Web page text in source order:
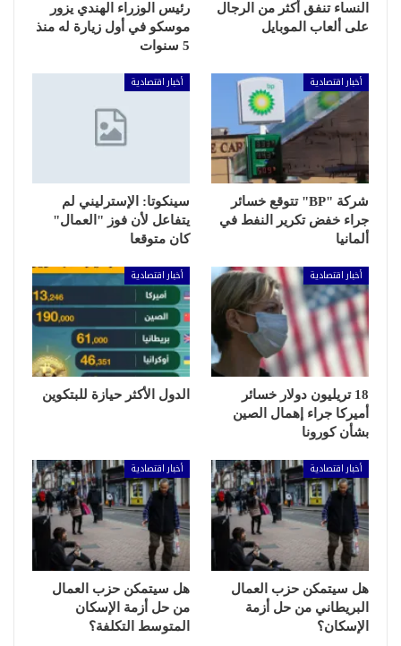
النساء تنفق أكثر من الرجال
على ألعاب الموبايل
رئيس الوزراء الهندي يزور
موسكو في أول زيارة له منذ
5 سنوات
أخبار اقتصادية
شركة "BP" تتوقع خسائر
جراء خفض تكرير النفط في
ألمانيا
أخبار اقتصادية
سينكوتا: الإسترليني لم
يتفاعل لأن فوز "العمال"
كان متوقعا
أخبار اقتصادية
18 تريليون دولار خسائر
أميركا جراء إهمال الصين
بشأن كورونا
أخبار اقتصادية
الدول الأكثر حيازة للبتكوين
أخبار اقتصادية
هل سيتمكن حزب العمال
البريطاني من حل أزمة
الإسكان؟
أخبار اقتصادية
هل سيتمكن حزب العمال
من حل أزمة الإسكان
المتوسط التكلفة؟